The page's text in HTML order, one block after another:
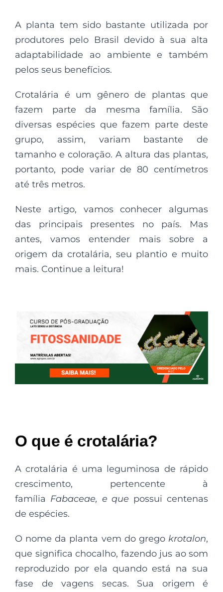
A planta tem sido bastante utilizada por
produtores pelo Brasil devido à sua alta
adaptabilidade ao ambiente e também
pelos seus benefícios.
Crotalária é um gênero de plantas que
fazem parte da mesma família. São
diversas espécies que fazem parte deste
grupo, assim, variam bastante de
tamanho e coloração. A altura das plantas,
portanto, pode variar de 80 centímetros
até três metros.
Neste artigo, vamos conhecer algumas
das principais presentes no país. Mas
antes, vamos entender mais sobre a
origem da crotalária, seu plantio e muito
mais. Continue a leitura!
O que é crotalária?
A crotalária é uma leguminosa de rápido
crescimento, pertencente à
família Fabaceae, e que possui centenas
de espécies.
O nome da planta vem do grego krotalon,
que significa chocalho, fazendo jus ao som
reproduzido por ela quando está na sua
fase de vagens secas. Sua origem é